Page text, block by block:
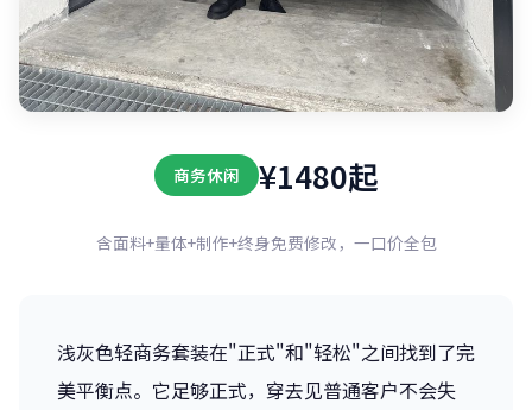
商务休闲 ¥1480起
含面料+量体+制作+终身免费修改，一口价全包
浅灰色轻商务套装在"正式"和"轻松"之间找到了完
美平衡点。它足够正式，穿去见普通客户不会失